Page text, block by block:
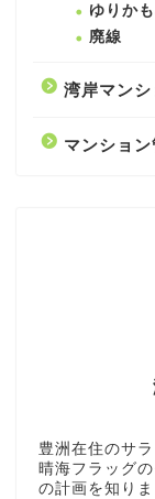
ゆりか
廃線
湾岸マンシ
マンショ
豊洲在住のサラ
晴海フラッグ
の計画を知りま